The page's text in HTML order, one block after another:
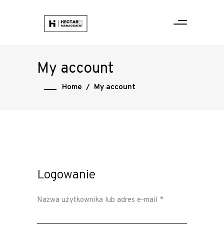
My account
Home / My account
Logowanie
Nazwa użytkownika lub adres e-mail *Wymagane